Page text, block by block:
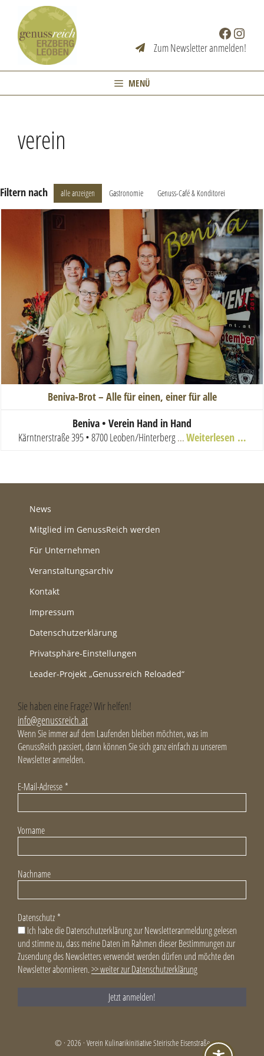
springen
Facebook
Zum Newsletter anmelden!
MENÜ
verein
Filtern nach alle anzeigen Gastronomie Genuss-Café & Konditorei
Beniva-Brot – Alle für einen, einer für alle
Beniva • Verein Hand in Hand
Kärntnerstraße 395 • 8700 Leoben/Hinterberg...Weiterlesen …
News
Mitglied im GenussReich werden
Für Unternehmen
Veranstaltungsarchiv
Kontakt
Impressum
Datenschutzerklärung
Privatsphäre-Einstellungen
Leader-Projekt „Genussreich Reloaded“
Sie haben eine Frage? Wir helfen!
info@genussreich.at
Wenn Sie immer auf dem Laufenden bleiben möchten, was im
GenussReich passiert, dann können Sie sich ganz einfach zu unserem
Newsletter anmelden.
E-Mail-Adresse *
Vorname
Nachname
Datenschutz *
Ich habe die Datenschutzerklärung zur Newsletteranmeldung gelesen
und stimme zu, dass meine Daten im Rahmen dieser Bestimmungen zur
Zusendung des Newsletters verwendet werden dürfen und möchte den
Newsletter abonnieren.>> weiter zur Datenschutzerklärung
© · 2026 · Verein Kulinarikinitiative Steirische Eisenstraße